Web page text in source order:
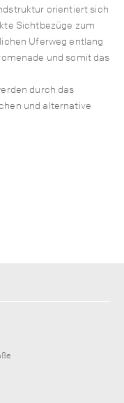
orientiert sich
Sichtbezüge zum
Uferweg entlang
und somit das
durch das
und alternative